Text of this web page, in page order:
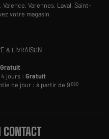
Valence,Varennes, Laval,Saint-
votre magasin
& LIVRAISON
Gratuit
4 jours :Gratuit
ce jour : à partir de 9€90